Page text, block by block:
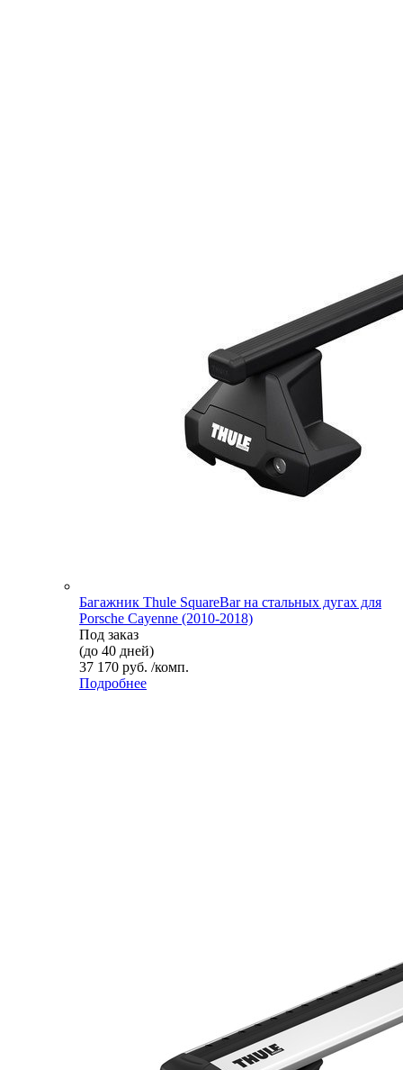
Багажник Thule SquareBar на стальных дугах для
Porsche Cayenne (2010-2018)
Под заказ
(до 40 дней)
37 170 руб. /комп.
Подробнее